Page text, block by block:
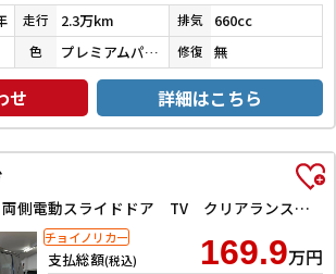
走行 2.3万km 排気 660cc
色 プレミアムパープルパール 修復 無
せ 詳細はこちら
RS バックカメラ 両側電動スライドドア TV クリアランスソナー オートクルーズコントロール 衝突被害軽減システム オートライト LEDヘッドランプ スマートキー アイドリングストップ 電動格納ミラー
支払総額(税込) 169.9万円
チョイノリカー